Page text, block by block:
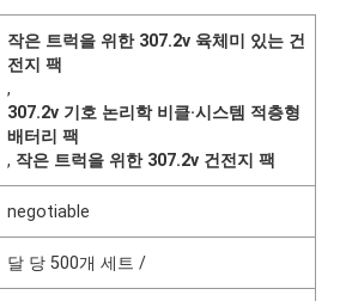
작은 트럭을 위한 307.2v 육체미 있는 건
전지 팩
,
307.2v 기호 논리학 비클·시스템 적층형
배터리 팩
, 작은 트럭을 위한 307.2v 건전지 팩
negotiable
달 당 500개 세트 /